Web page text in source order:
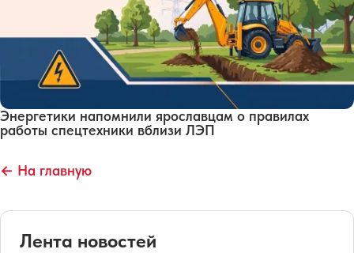
Энергетики напомнили ярославцам о правилах
работы спецтехники вблизи ЛЭП
← На главную
Лента новостей